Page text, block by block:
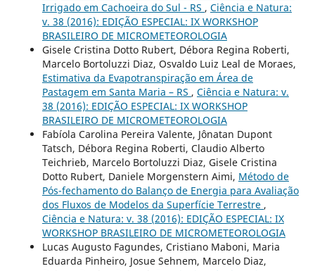
Irrigado em Cachoeira do Sul - RS , Ciência e Natura:
v. 38 (2016): EDIÇÃO ESPECIAL: IX WORKSHOP
BRASILEIRO DE MICROMETEOROLOGIA
Gisele Cristina Dotto Rubert, Débora Regina Roberti,
Marcelo Bortoluzzi Diaz, Osvaldo Luiz Leal de Moraes,
Estimativa da Evapotranspiração em Área de
Pastagem em Santa Maria – RS , Ciência e Natura: v.
38 (2016): EDIÇÃO ESPECIAL: IX WORKSHOP
BRASILEIRO DE MICROMETEOROLOGIA
Fabíola Carolina Pereira Valente, Jônatan Dupont
Tatsch, Débora Regina Roberti, Claudio Alberto
Teichrieb, Marcelo Bortoluzzi Diaz, Gisele Cristina
Dotto Rubert, Daniele Morgenstern Aimi, Método de
Pós-fechamento do Balanço de Energia para Avaliação
dos Fluxos de Modelos da Superfície Terrestre ,
Ciência e Natura: v. 38 (2016): EDIÇÃO ESPECIAL: IX
WORKSHOP BRASILEIRO DE MICROMETEOROLOGIA
Lucas Augusto Fagundes, Cristiano Maboni, Maria
Eduarda Pinheiro, Josue Sehnem, Marcelo Diaz,